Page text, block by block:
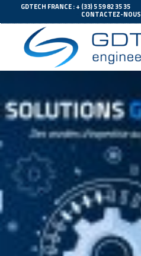
GDTECH FRANCE : + (33) 5 59 82 35 35
CONTACTEZ-NOUS